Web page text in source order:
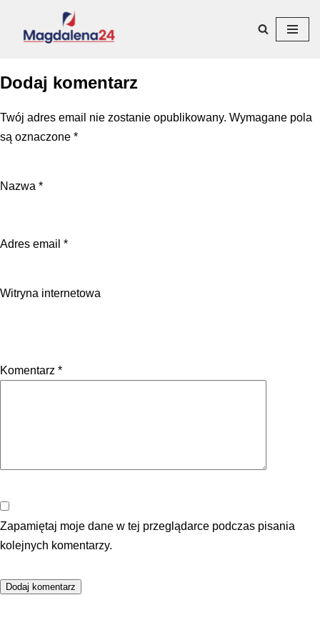
Przejdź
treści
Dodaj komentarz
Twój adres email nie zostanie opublikowany. Wymagane pola
są oznaczone *
Nazwa *
Adres email *
Witryna internetowa
Komentarz *
Zapamiętaj moje dane w tej przeglądarce podczas pisania
kolejnych komentarzy.